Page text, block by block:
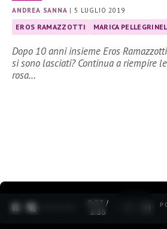
ANDREA SANNA |5 LUGLIO 2019
EROS RAMAZZOTTI MARICA
Dopo 10 anni insieme Eros
si sono lasciati? Continua a riempire
rosa…
0:28 /
3:35